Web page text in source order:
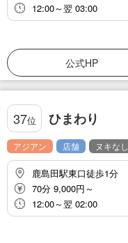
12:00～翌 03:00
公式HP
37位 ひまわり
アジアン 店舗 ヌキなし
鹿島田駅東口徒歩1分
70分 9,000円～
12:00～翌 02:00